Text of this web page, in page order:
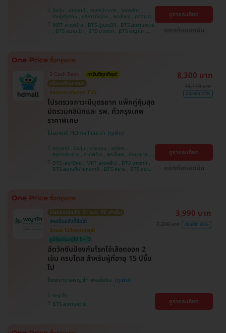
บึงกุ่ม , ปทุมธานี , สมุทรปราการ , ลาดพร้าว ,
ราษฎร์บูรณะ , บริการถึงบ้าน , พระโขนง , คลองเตย
, พญาไท , บางบอน , คันนายาว , ราชเทวี , จตุจักร ,
ปทุมวัน , จอมทอง , ภาษีเจริญ , หนองแขม , บางรัก
, บางนา , ตลิ่งชัน
MRT ลาดพร้าว , BTS ปุณณวิถี , BTS สะพานควาย
, BTS สนามเป้า , BTS บางจาก , BTS พญาไท ,
ดูรายละเอียด
แชทกับแอดมิน
มี Cash Back
การันตีถูกที่สุด!
พร้อมปรึกษาหมอ
อัลตราซาวด์มดลูก TVS
โปรตรวจภาวะมีบุตรยาก แพ็กคู่คุ้มสุด
มัดรวมคลินิกและ รพ. ทั่วกรุงเทพ
ราคาพิเศษ
โปรขายดี! HDmall แนะนำ
ปทุมธานี , บึงกุ่ม , บางบอน , จตุจักร ,
สมุทรปราการ , ลาดพร้าว , พระโขนง , คันนายาว ,
ปทุมวัน , จอมทอง , พญาไท , หนองแขม ,
ราษฎร์บูรณะ , บางนา , ภาษีเจริญ , บางรัก , บริการ
ถึงบ้าน , ราชเทวี , คลองเตย , ตลิ่งชัน
BTS เสนานิคม , MRT ลาดพร้าว , BTS บางจาก ,
BTS สนามกีฬาแห่งชาติ , BTS สยาม , BTS สนาม
8,300 บาท
14,110 บาท
ประหยัด 41%
ดูรายละเอียด
แชทกับแอดมิน
โปรของแถมถึง 31 ต.ค. 69 เท่านั้น!
เคยเป็นแล้วก็ฉีดได้
ฉีดเลย ไม่ต้องตรวจภูมิ
ภูมิคุ้มกันอยู่ได้ 5+ ปี
ฉีดวัคซีนป้องกันโรคไข้เลือดออก 2
เข็ม ครบโดส สำหรับผู้ที่อายุ 15 ปีขึ้น
ไป
โรงพยาบาลพญาไท พหลโยธิน
พญาไท
BTS สะพานควาย
3,990 บาท
7,200 บาท ประหยัด 45%
ดูรายละเอียด